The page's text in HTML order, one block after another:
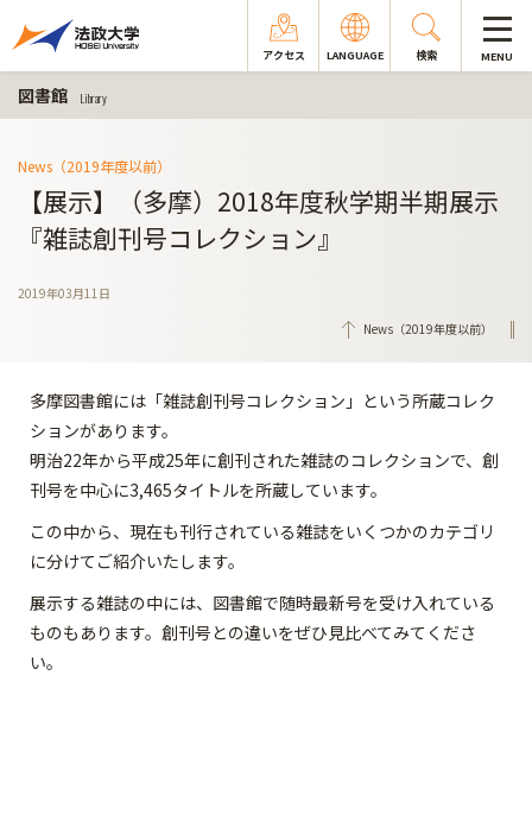
アクセス LANGUAGE 検索 MENU
図書館 Library
News（2019年度以前）
【展示】（多摩）2018年度秋学期半期展示
『雑誌創刊号コレクション』
2019年03月11日
News（2019年度以前）
多摩図書館には「雑誌創刊号コレクション」という所蔵コレク
ションがあります。
明治22年から平成25年に創刊された雑誌のコレクションで、創
刊号を中心に3,465タイトルを所蔵しています。
この中から、現在も刊行されている雑誌をいくつかのカテゴリ
に分けてご紹介いたします。
展示する雑誌の中には、図書館で随時最新号を受け入れている
ものもあります。創刊号との違いをぜひ見比べてみてくださ
い。